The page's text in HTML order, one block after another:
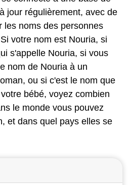
jour régulièrement, avec de
les noms des personnes
votre nom est Nouria, si
s'appelle Nouria, si vous
nom de Nouria à un
ou si c'est le nom que
bébé, voyez combien
le monde vous pouvez
et dans quel pays elles se